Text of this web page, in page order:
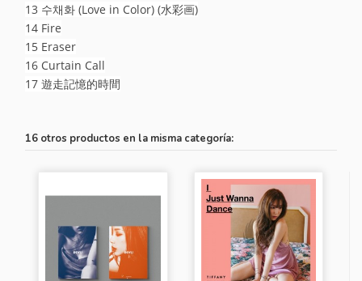
13 수채화 (Love in Color) (水彩画)
14 Fire
15 Eraser
16 Curtain Call
17 遊走記憶的時間
16 otros productos en la misma categoría: